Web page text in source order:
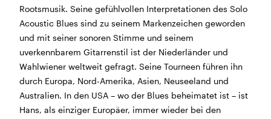
Reguläre Öffnungszeiten:
CINEMA und BÜHNE
45 Min. vor Vorstellungsbeginn
(siehe Programm)
Tickets und Gutscheine können an der Kinokasse und
an der Bar gekauft werden.
Rootsmusik. Seine gefühlvollen Interpretationen des Solo
Acoustic Blues sind zu seinem Markenzeichen geworden
und mit seiner sonoren Stimme und seinem
uverkennbarem Gitarrenstil ist der Niederländer und
Wahlwiener weltweit gefragt. Seine Tourneen führen ihn
durch Europa, Nord-Amerika, Asien, Neuseeland und
Australien. In den USA – wo der Blues beheimatet ist – ist
Hans, als einziger Europäer, immer wieder bei den